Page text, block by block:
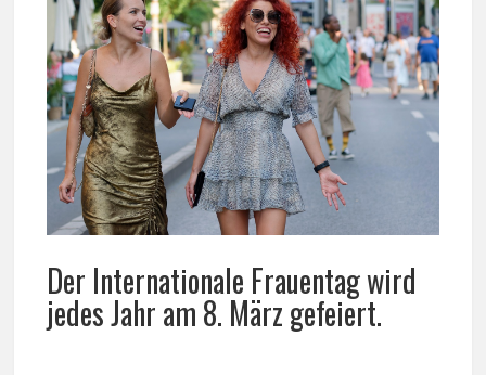
Der Internationale Frauentag wird
jedes Jahr am 8. März gefeiert.